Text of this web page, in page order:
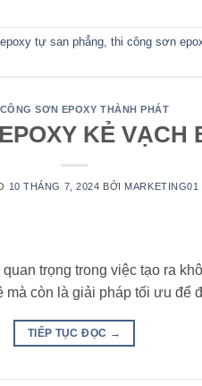
tự san phẳng, thi công sơn
SƠN EPOXY THÀNH PHÁT
KẺ VẠCH
10 THÁNG 7, 2024 BỞI MARKETING01
trọng trong việc tạo ra
còn là giải pháp tối ưu để
TIẾP TỤC ĐỌC →